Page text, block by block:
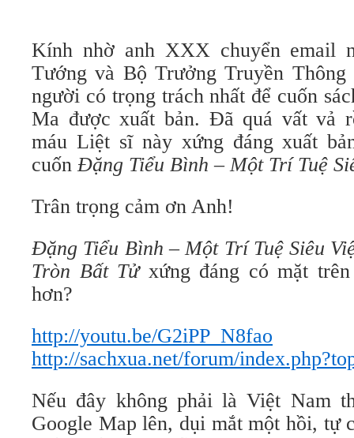
Kính nhờ anh XXX chuyển email
Tướng và Bộ Trưởng Truyền
người có trọng trách nhất để cuốn
Ma được xuất bản. Đã quá vất vả
máu Liệt sĩ này xứng đáng xuất
cuốnĐặng Tiểu Bình – Một Trí Tuệ
Trân trọng cảm ơn Anh!
Đặng Tiểu Bình – Một Trí Tuệ Siêu
Tròn Bất Tửxứng đáng có mặt
hơn?
http://youtu.be/G2iPP_N8fao
http://sachxua.net/forum/
Nếu đây không phải là Việt Nam
Google Map lên, dụi mắt một hồi, tự